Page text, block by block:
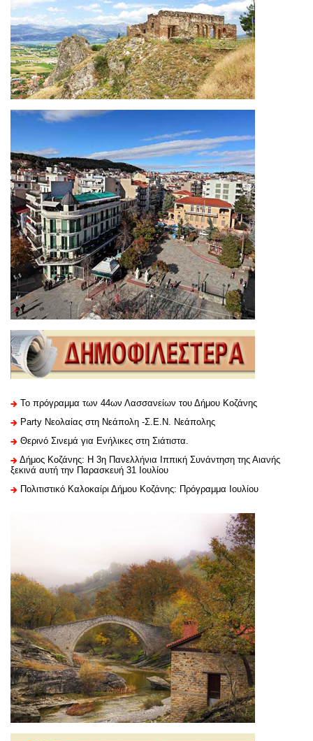
Το πρόγραμμα των 44ων Λασσανείων του Δήμου Κοζάνης
Party Νεολαίας στη Νεάπολη -Σ.Ε.Ν. Νεάπολης
Θερινό Σινεμά για Ενήλικες στη Σιάτιστα.
Δήμος Κοζάνης: Η 3η Πανελλήνια Ιππική Συνάντηση της Αιανής
ξεκινά αυτή την Παρασκευή 31 Ιουλίου
Πολιτιστικό Καλοκαίρι Δήμου Κοζάνης: Πρόγραμμα Ιουλίου